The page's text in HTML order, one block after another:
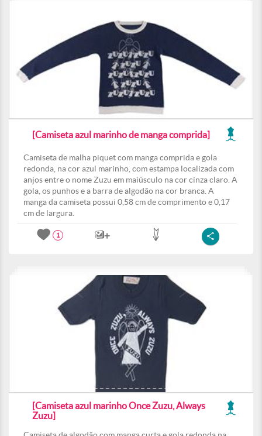
[Camiseta azul marinho de manga comprida]
Camiseta de malha piquet com manga comprida e gola
redonda, na cor azul marinho, com estampa localizada com
anjos entre o nome Zuzu em maiúsculo na cor cinza claro. A
gola, os punhos e a barra de algodão na cor branca. A
manga da camiseta possui 0,58 cm de comprimento e 0,17
cm de largura.
1
[Camiseta azul marinho Once Zuzu, Always
Zuzu]